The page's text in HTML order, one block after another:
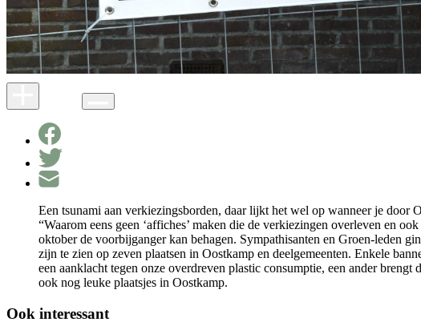
Een tsunami aan verkiezingsborden, daar lijkt het wel op wanneer je
“Waarom eens geen ‘affiches’ maken die de verkiezingen overleven en
oktober de voorbijganger kan behagen. Sympathisanten en Groen-leden
zijn te zien op zeven plaatsen in Oostkamp en deelgemeenten. Enkele
een aanklacht tegen onze overdreven plastic consumptie, een ander
ook nog leuke plaatsjes in Oostkamp.
Ook interessant